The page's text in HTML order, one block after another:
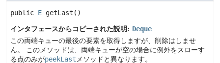
public E getLast ()
インタフェースからコピーされた説明: Deque
この両端キューの最後の要素を取得しますが、削除はしませ
ん。
このメソッドは、両端キューが空の場合に例外をスローす
る点のみがpeekLast メソッドと異なります。